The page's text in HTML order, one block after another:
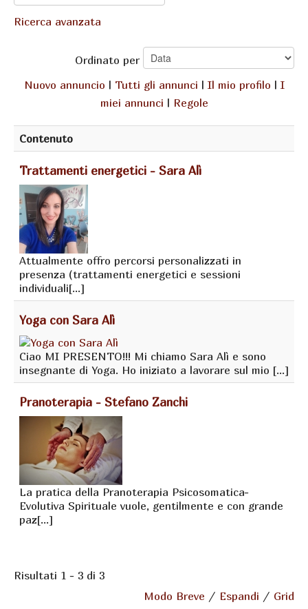
Ricerca avanzata
Ordinato per
Nuovo annuncio | Tutti gli annunci | Il mio profilo | I
miei annunci | Regole
Contenuto
Trattamenti energetici - Sara Alì
Attualmente offro percorsi personalizzati in
presenza (trattamenti energetici e sessioni
individuali[...]
Yoga con Sara Alì
Ciao MI PRESENTO!!! Mi chiamo Sara Alì e sono
insegnante di Yoga. Ho iniziato a lavorare sul mio [...]
Pranoterapia - Stefano Zanchi
La pratica della Pranoterapia Psicosomatica-
Evolutiva Spirituale vuole, gentilmente e con grande
paz[...]
Risultati 1 - 3 di 3
Modo Breve / Espandi / Grid